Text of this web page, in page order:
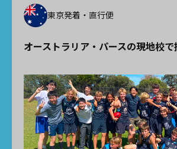
東京発着・直行便
オーストラリア・パースの現地校